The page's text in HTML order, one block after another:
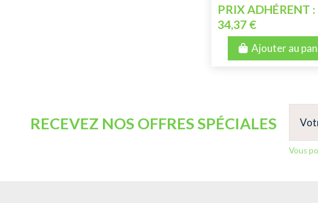
PRIX ADHÉRENT :
34,37 €
Ajouter au
RECEVEZ NOS OFFRES SPÉCIALES
Vous